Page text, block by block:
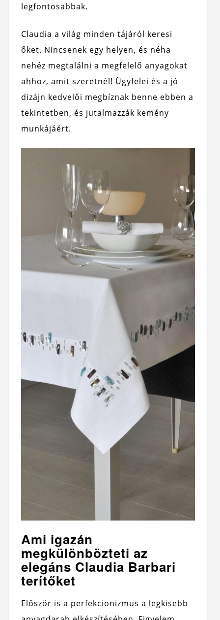
legfontosabbak.
Claudia a világ minden tájáról keresi
őket. Nincsenek egy helyen, és néha
nehéz megtalálni a megfelelő anyagokat
ahhoz, amit szeretnél! Ügyfelei és a jó
dizájn kedvelői megbíznak benne ebben a
tekintetben, és jutalmazzák kemény
munkájáért.
Ami igazán
megkülönbözteti az
elegáns Claudia Barbari
terítőket
Először is a perfekcionizmus a legkisebb